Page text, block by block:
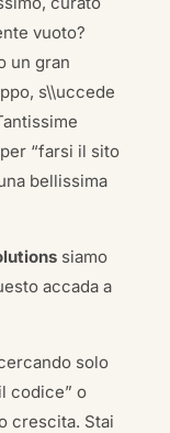
vuoto?
un gran
s\\uccede
“farsi il sito
bellissima
siamo
accada a
solo
codice” o
crescita. Stai